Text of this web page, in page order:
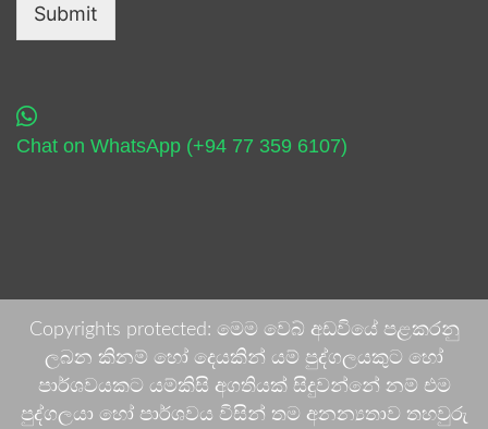
Submit
Chat on WhatsApp (+94 77 359 6107)
Copyrights protected: මෙම වෙබ් අඩවියේ පළකරනු
ලබන කිනම් හෝ දෙයකින් යම් පුද්ගලයකුට හෝ
පාර්ශවයකට යම්කිසි අගතියක් සිදුවන්නේ නම් එම
පුද්ගලයා හෝ පාර්ශවය විසින් තම අනන්‍යතාව තහවුරු